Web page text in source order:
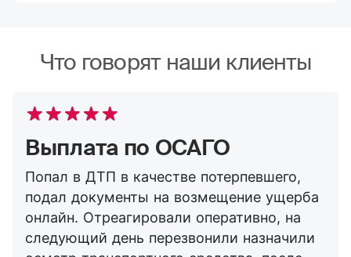
Что говорят наши клиенты
Выплата по ОСАГО
Попал в ДТП в качестве потерпевшего,
подал документы на возмещение ущерба
онлайн. Отреагировали оперативно, на
следующий день перезвонили назначили